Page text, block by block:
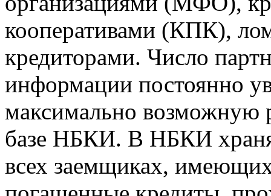
кооперативами (КПК),
кредиторами. Число
информации постоянно
максимально возможную
базе НБКИ. В НБКИ
всех заемщиках,